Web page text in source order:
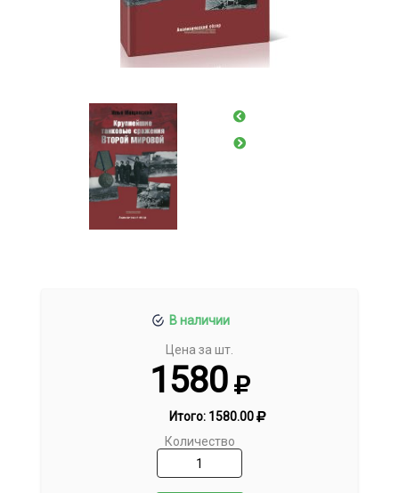
В наличии
Цена за шт.
1580
Итого: 1580.00
Количество